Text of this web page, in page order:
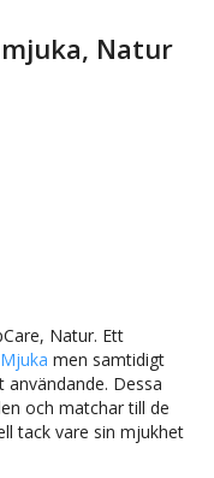
Natur
Natur. Ett
Mjuka men samtidigt
Dessa
och matchar till de
tack vare sin mjukhet